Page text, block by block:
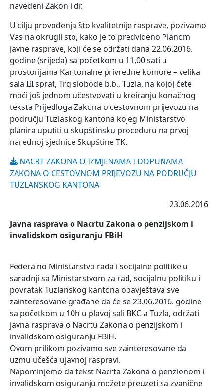
navedeni Zakon i dr.
U cilju provođenja što kvalitetnije rasprave, pozivamo
Vas na okrugli sto, kako je to predviđeno Planom
javne rasprave, koji će se održati dana 22.06.2016.
godine (srijeda) sa početkom u 11,00 sati u
prostorijama Kantonalne privredne komore – velika
sala III sprat, Trg slobode b.b., Tuzla, na kojoj ćete
moći još jednom učestvovati u kreiranju konačnog
teksta Prijedloga Zakona o cestovnom prijevozu na
području Tuzlaskog kantona kojeg Ministarstvo
planira uputiti u skupštinsku proceduru na prvoj
narednoj sjednice Skupštine TK.
NACRT ZAKONA O IZMJENAMA I DOPUNAMA
ZAKONA O CESTOVNOM PRIJEVOZU NA PODRUČJU
TUZLANSKOG KANTONA
23.06.2016
Javna rasprava o Nacrtu Zakona o penzijskom i
invalidskom osiguranju FBiH
Federalno Ministarstvo rada i socijalne politike u
saradnji sa Ministarstvom za rad, socijalnu politiku i
povratak Tuzlanskog kantona obavještava sve
zainteresovane građane da će se 23.06.2016. godine
sa početkom u 10h u plavoj sali BKC-a Tuzla, održati
javna rasprava o Nacrtu Zakona o penzijskom i
invalidskom osiguranju FBiH.
Ovom prilikom pozivamo sve zainteresovane da
uzmu učešća ujavnoj raspravi.
Napominjemo da tekst Nacrta Zakona o penzionom i
invalidskom osiguranju možete preuzeti sa zvanične